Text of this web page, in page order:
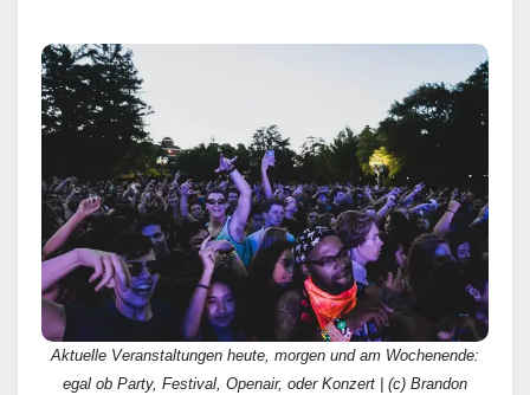
Aktuelle Veranstaltungen heute, morgen und am Wochenende:
egal ob Party, Festival, Openair, oder Konzert | (c) Brandon